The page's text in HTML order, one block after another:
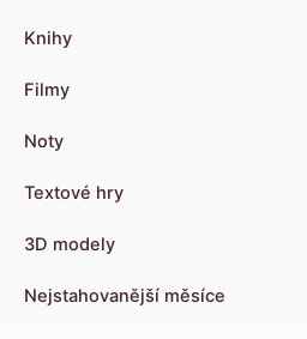
Knihy
Filmy
Noty
Textové hry
3D modely
Nejstahovanější měsíce